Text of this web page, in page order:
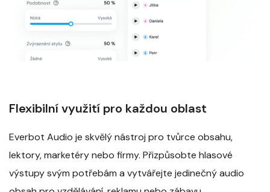
Flexibilní využití pro každou oblast
Everbot Audio je skvělý nástroj pro tvůrce obsahu,
lektory, marketéry nebo firmy. Přizpůsobte hlasové
výstupy svým potřebám a vytvářejte jedinečný audio